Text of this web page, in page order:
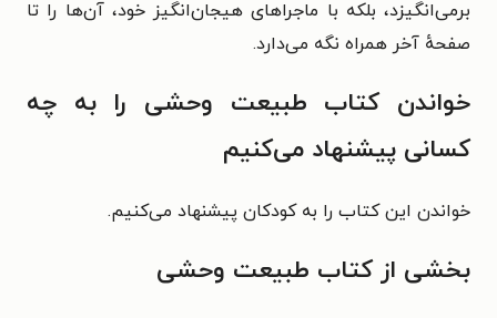
برمی‌انگیزد، بلکه با ماجراهای هیجان‌انگیز خود، آن‌ها را تا
صفحهٔ آخر همراه نگه می‌دارد.
خواندن کتاب طبیعت وحشی را به چه
کسانی پیشنهاد می‌کنیم
خواندن این کتاب را به کودکان پیشنهاد می‌کنیم.
بخشی از کتاب طبیعت وحشی